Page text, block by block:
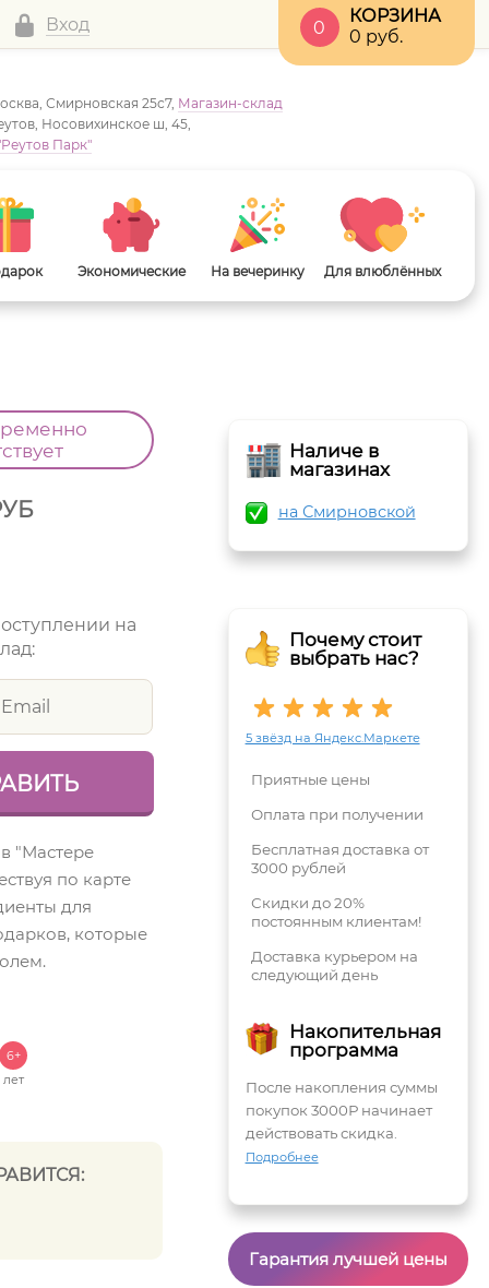
Вход
КОРЗИНА
0 руб.
0
Смирновская 25с7, Магазин-склад
Носовихинское ш, 45,
Парк"
Экономические На вечеринку Для влюблённых
Наличе в
магазинах
на Смирновской
Почему стоит
выбрать нас?
5 звёзд на Яндекс.Маркете
Приятные цены
Оплата при получении
Бесплатная доставка от
3000 рублей
Скидки до 20%
постоянным клиентам!
Доставка курьером на
следующий день
Накопительная
программа
После накопления суммы
покупок 3000Р начинает
действовать скидка.
Подробнее
Гарантия лучшей цены
на
"Мастере
по карте
для
которые
6+
лет